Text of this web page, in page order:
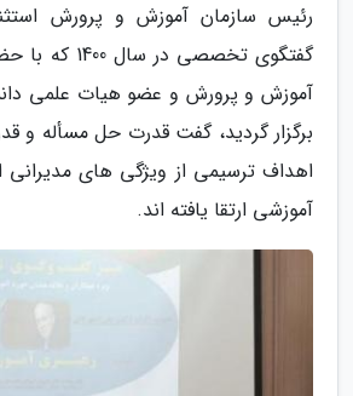
رئیس سازمان آموزش و پرورش
گفتگوی تخصصی
آموزش و پرورش و عضو هیات علمی
برگزار گردید، گفت قدرت حل مسأله
اهداف ترسیمی از ویژگی های مدیرانی
آموزشی ارتقا یافته اند.